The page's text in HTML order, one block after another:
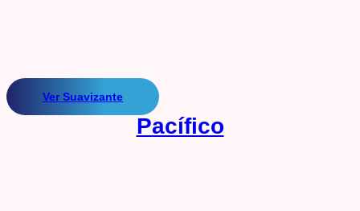
Pacífico
Ver Suavizante